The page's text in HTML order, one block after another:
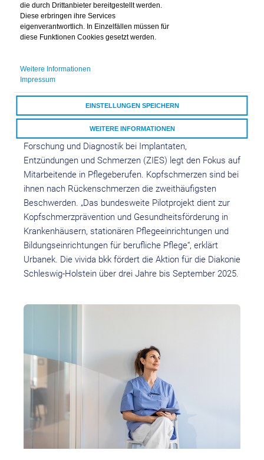
die durch Drittanbieter bereitgestellt werden.
Diese erbringen ihre Services
eigenverantwortlich. In Einzelfällen müssen für
diese Funktionen Cookies gesetzt werden.
Weitere Informationen
Impressum
EINSTELLUNGEN SPEICHERN
WEITERE INFORMATIONEN
ALLE COOKIES AKZEPTIEREN
„Rund zwei Drittel der Beschäftigten in Deutschland
leiden regelmäßig an Kopfschmerzen“, sagt Vanessa
bkk. Mögliche Auslöser im Alltag sind Faktoren wie
Stress, zu wenig erholsamer Schlaf, Kopfschmerz bei
Medikamentenübergebrauch bis hin zu unregelmäßiger
Nahrungsaufnahme.
Die „Aktion Pflege ohne Kopfschmerz“ des Zentrums für
Forschung und Diagnostik bei Implantaten,
Entzündungen und Schmerzen (ZIES) legt den Fokus auf
Mitarbeitende in Pflegeberufen. Kopfschmerzen sind bei
ihnen nach Rückenschmerzen die zweithäufigsten
Beschwerden. „Das bundesweite Pilotprojekt dient zur
Kopfschmerzprävention und Gesundheitsförderung in
Krankenhäusern, stationären Pflegeeinrichtungen und
Bildungseinrichtungen für berufliche Pflege“, erklärt
Urbanek. Die vivida bkk fördert die Aktion für die Diakonie
Schleswig-Holstein über drei Jahre bis September 2025.